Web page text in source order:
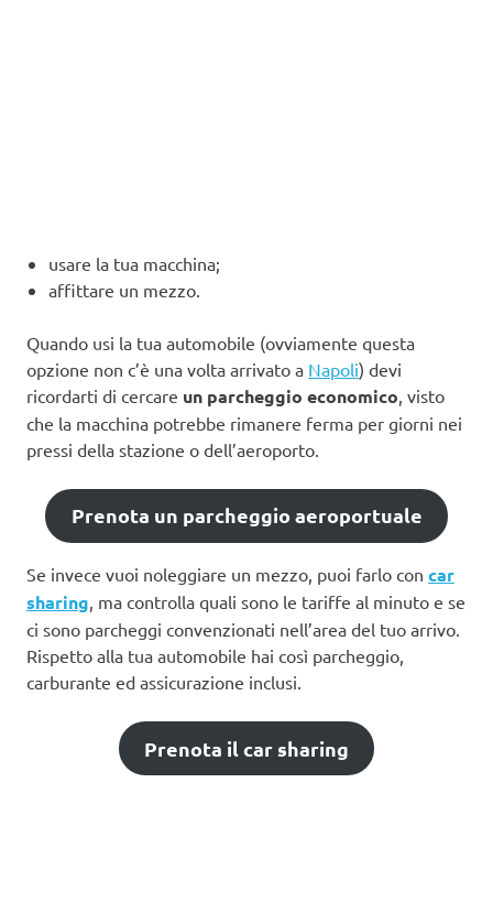
usare la tua macchina;
affittare un mezzo.
Quando usi la tua automobile (ovviamente questa
opzione non c’è una volta arrivato a Napoli) devi
ricordarti di cercare un parcheggio economico , visto
che la macchina potrebbe rimanere ferma per giorni nei
pressi della stazione o dell’aeroporto.
Prenota un parcheggio aeroportuale
Se invece vuoi noleggiare un mezzo, puoi farlo con car
sharing, ma controlla quali sono le tariffe al minuto e se
ci sono parcheggi convenzionati nell’area del tuo arrivo.
Rispetto alla tua automobile hai così parcheggio,
carburante ed assicurazione inclusi.
Prenota il car sharing